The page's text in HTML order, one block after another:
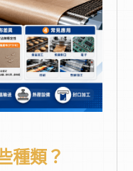
種類？